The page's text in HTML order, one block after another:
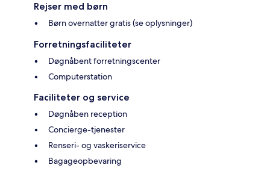
Rejser med børn
Børn overnatter gratis (se oplysninger)
Forretningsfaciliteter
Døgnåbent forretningscenter
Computerstation
Faciliteter og service
Døgnåben reception
Concierge-tjenester
Renseri- og vaskeriservice
Bagageopbevaring